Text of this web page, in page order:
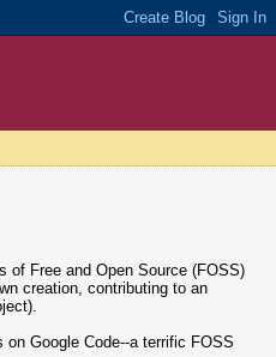
of Free and Open Source (FOSS)
creation, contributing to an
Google Code--a terrific FOSS